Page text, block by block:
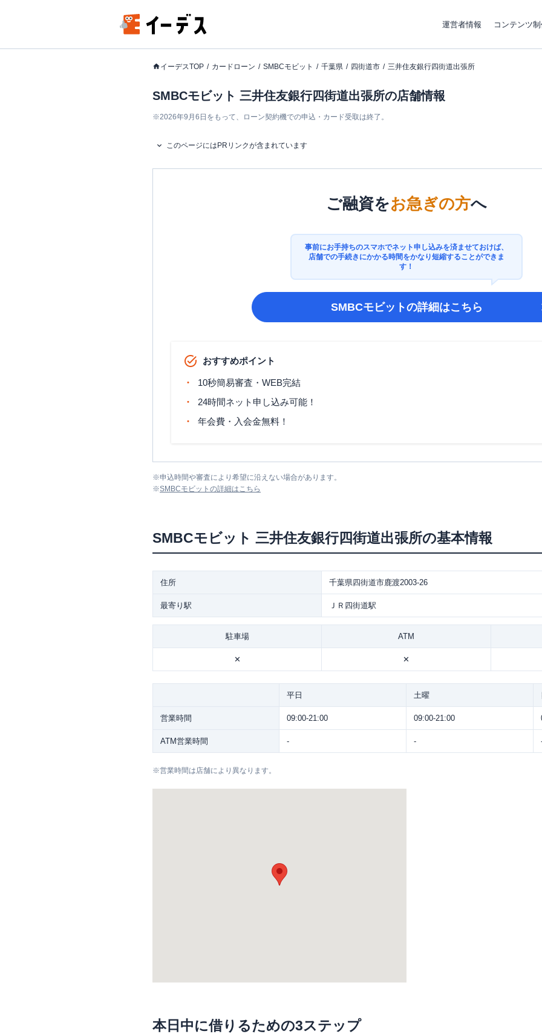
運営者情報 コンテンツ
イーデスTOP カードローン SMBCモビット 千葉県 四街道市 三井住友銀行四街道出張所
SMBCモビット 三井住友銀行四街道出張所の店舗情報
※2026年9月6日をもって、ローン契約機での申込・カード受取は終了。
このページにはPRリンクが含まれています
ご融資をお急ぎの方へ
事前にお手持ちのスマホでネット申し込みを済ませておけば、
店舗での手続きにかかる時間をかなり短縮することができま
す！
SMBCモビットの詳細はこちら
おすすめポイント
10秒簡易審査・WEB完結
24時間ネット申し込み可能！
年会費・入会金無料！
※申込時間や審査により希望に沿えない場合があります。
※SMBCモビット の詳細はこちら
SMBCモビット 三井住友銀行四街道出張所の基本情報
住所 千葉県四街道市鹿渡2003-26
最寄り駅 ＪＲ四街道駅
駐車場 ATM
✕ ✕
平日 土曜
営業時間 09:00-21:00 09:00-21:00
ATM営業時間 - -
※営業時間は店舗により異なります。
本日中に借りるための3ステップ